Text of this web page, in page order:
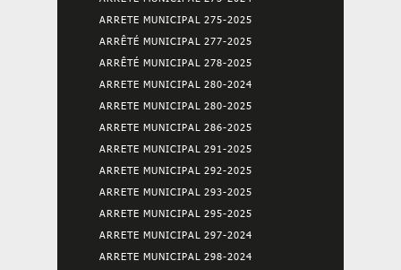
ARRETE MUNICIPAL 275-2025
ARRÊTÉ MUNICIPAL 277-2025
ARRÊTÉ MUNICIPAL 278-2025
ARRETE MUNICIPAL 280-2024
ARRETE MUNICIPAL 280-2025
ARRETE MUNICIPAL 286-2025
ARRETE MUNICIPAL 291-2025
ARRETE MUNICIPAL 292-2025
ARRETE MUNICIPAL 293-2025
ARRETE MUNICIPAL 295-2025
ARRETE MUNICIPAL 297-2024
ARRETE MUNICIPAL 298-2024